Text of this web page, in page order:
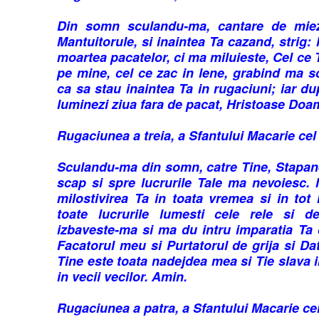
Din somn sculandu-ma, cantare de
Mantuitorule, si inaintea Ta cazand, strig:
moartea pacatelor, ci ma miluieste, Cel ce
pe mine, cel ce zac in lene, grabind ma
ca sa stau inaintea Ta in rugaciuni; iar
luminezi ziua fara de pacat, Hristoase
Rugaciunea a treia, a Sfantului Macarie
Sculandu-ma din somn, catre Tine,
scap si spre lucrurile Tale ma nevoiesc.
milostivirea Ta in toata vremea si in tot
toate lucrurile lumesti cele rele si de
izbaveste-ma si ma du intru imparatia Ta
Facatorul meu si Purtatorul de grija si
Tine este toata nadejdea mea si Tie
in vecii vecilor. Amin.
Rugaciunea a patra, a Sfantului Macarie